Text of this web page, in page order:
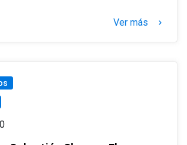
Ver más keyboard_arrow_right